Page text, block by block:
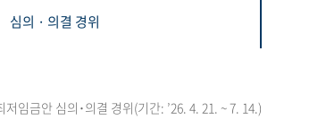
심의 · 의결 경위
저임금안 심의･의결 경위(기간: ’26. 4. 21. ~ 7. 14.)